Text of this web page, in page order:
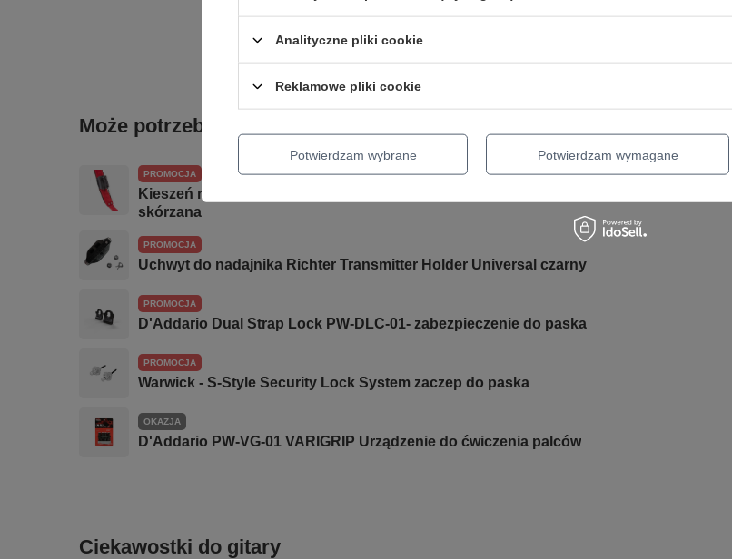
Może potrzebujesz tego do gitary
PROMOCJA
Kieszeń na bezprzewodowy nadajnik RightOn Wireless Pocket czarna
skórzana
PROMOCJA
Uchwyt do nadajnika Richter Transmitter Holder Universal czarny
PROMOCJA
D'Addario Dual Strap Lock PW-DLC-01- zabezpieczenie do paska
PROMOCJA
Warwick - S-Style Security Lock System zaczep do paska
OKAZJA
D'Addario PW-VG-01 VARIGRIP Urządzenie do ćwiczenia palców
Ciekawostki do gitary
Analityczne pliki cookie
Reklamowe pliki cookie
Potwierdzam wybrane Potwierdzam wymagane